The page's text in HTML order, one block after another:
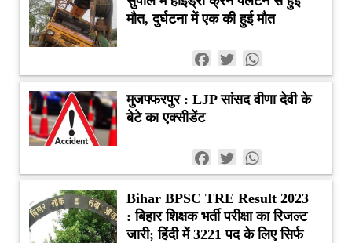
मौत, दुर्घटना में एक की हुई मौत
Facebook
Twitter
मुजफ्फरपुर : LJP सांसद वीणा देवी के
बेटे का एक्सीडेंट
Facebook
Twitter
Bihar BPSC TRE Result 2023
: बिहार शिक्षक भर्ती परीक्षा का रिजल्ट
जारी; हिंदी में 3221 पद के लिए सिर्फ